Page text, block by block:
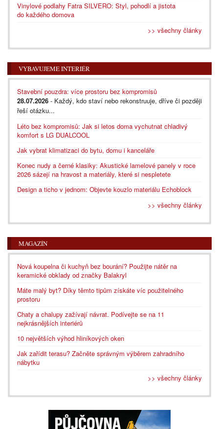
Vinylové podlahy Fatra SILVERO: Styl, pohodlí a jistota
do každého domova
>> všechny články
VYBAVUJEME INTERIÉR
Stavební pouzdra: více prostoru bez kompromisů
28.07.2026 - Každý, kdo staví nebo rekonstruuje, dříve či později
řeší otázku...
Léto bez kompromisů: Jak si letos doma vychutnat chladivý
komfort s LG DUALCOOL
Jak vybrat klimatizaci do bytu, domu i kanceláře
Konec nudy a černé klasiky: Akustické lamelové panely v roce
2026 sázejí na hravost a materiály, které si nespletete
Design a ticho v jednom: Objevte kouzlo materiálu Echoblock
>> všechny články
MAGAZÍN
Nová koupelna či kuchyň bez bourání? Použijte nátěr na
keramické obklady od značky Balakryl
Máte malý byt? Díky těmto tipům získáte víc použitelného
prostoru
Chaty a chalupy zažívají návrat. Podívejte se na 11
nejkrásnějších interiérů
10 největších výhod hliníkových oken
Jak zařídit terasu? Začněte správným výběrem zahradního
nábytku
>> všechny články